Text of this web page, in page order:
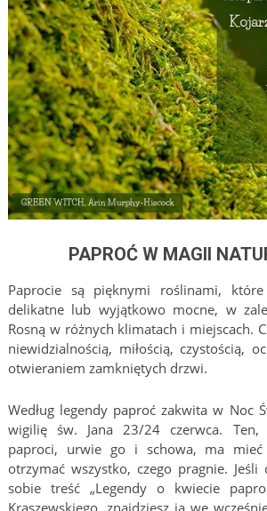
PAPROĆ W MAGII
Paprocie są pięknymi roślinami,
delikatne lub wyjątkowo mocne, w
Rosną w różnych klimatach i miejscach.
niewidzialnością, miłością, czystością,
otwieraniem zamkniętych drzwi.
Według legendy paproć zakwita w Noc
wigilię św. Jana 23/24 czerwca.
paproci, urwie go i schowa, ma mieć
otrzymać wszystko, czego pragnie. Jeśli
sobie treść „Legendy o kwiecie
Kraszewskiego, znajdziesz ją we